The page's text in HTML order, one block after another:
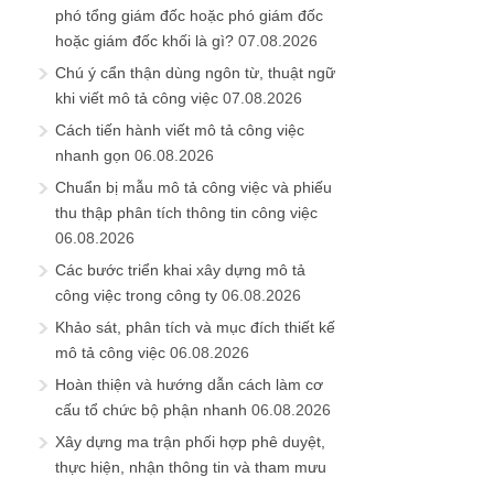
phó tổng giám đốc hoặc phó giám đốc
hoặc giám đốc khối là gì? 07.08.2026
Chú ý cẩn thận dùng ngôn từ, thuật ngữ
khi viết mô tả công việc 07.08.2026
Cách tiến hành viết mô tả công việc
nhanh gọn 06.08.2026
Chuẩn bị mẫu mô tả công việc và phiếu
thu thập phân tích thông tin công việc
06.08.2026
Các bước triển khai xây dựng mô tả
công việc trong công ty 06.08.2026
Khảo sát, phân tích và mục đích thiết kế
mô tả công việc 06.08.2026
Hoàn thiện và hướng dẫn cách làm cơ
cấu tổ chức bộ phận nhanh 06.08.2026
Xây dựng ma trận phối hợp phê duyệt,
thực hiện, nhận thông tin và tham mưu